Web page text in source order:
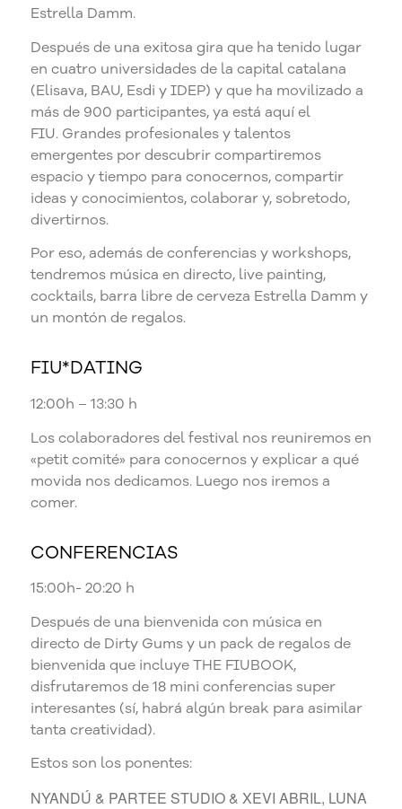
Estrella Damm.
Después de una exitosa gira que ha tenido lugar
en cuatro universidades de la capital catalana
(Elisava, BAU, Esdi y IDEP) y que ha movilizado a
más de 900 participantes, ya está aquí el
FIU. Grandes profesionales y talentos
emergentes por descubrir compartiremos
espacio y tiempo para conocernos, compartir
ideas y conocimientos, colaborar y, sobretodo,
divertirnos.
Por eso, además de conferencias y workshops,
tendremos música en directo, live painting,
cocktails, barra libre de cerveza Estrella Damm y
un montón de regalos.
FIU*DATING
12:00h – 13:30 h
Los colaboradores del festival nos reuniremos en
«petit comité» para conocernos y explicar a qué
movida nos dedicamos. Luego nos iremos a
comer.
CONFERENCIAS
15:00h- 20:20 h
Después de una bienvenida con música en
directo de Dirty Gums y un pack de regalos de
bienvenida que incluye THE FIUBOOK,
disfrutaremos de 18 mini conferencias super
interesantes (sí, habrá algún break para asimilar
tanta creatividad).
Estos son los ponentes:
NYANDÚ & PARTEE STUDIO & XEVI ABRIL, LUNA